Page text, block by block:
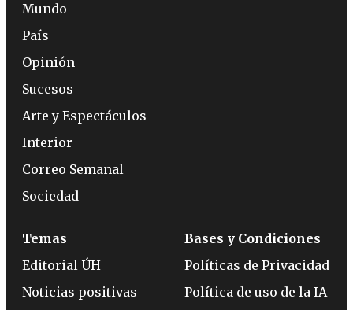
Mundo
País
Opinión
Sucesos
Arte y Espectáculos
Interior
Correo Semanal
Sociedad
Temas
Editorial ÚH
Noticias positivas
Bases y Condiciones
Políticas de Privacidad
Política de uso de la IA